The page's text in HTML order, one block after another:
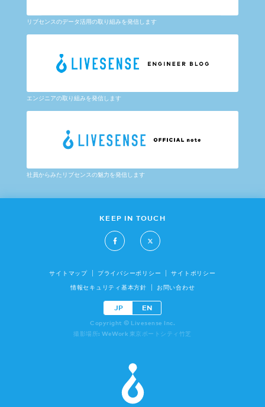
リブセンスのデータ活用の取り組みを発信します
エンジニアの取り組みを発信します
社員からみたリブセンスの魅力を発信します
KEEP IN TOUCH
サイトマップ プライバシーポリシー サイトポリシー
情報セキュリティ基本方針 お問い合わせ
JP EN
Copyright © Livesense Inc.
撮影場所: WeWork 東京ポートシティ竹芝